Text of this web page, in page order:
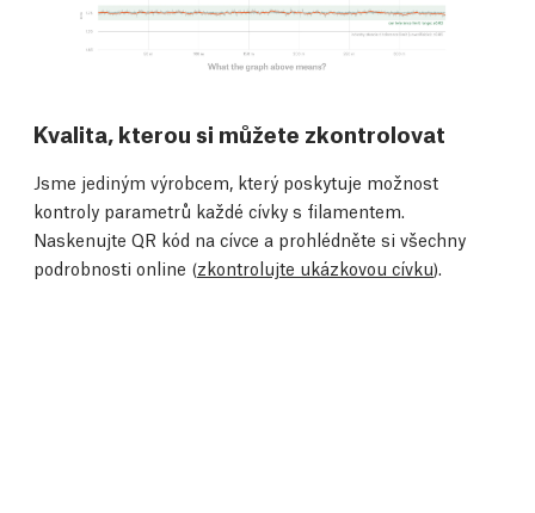
Kvalita, kterou si můžete zkontrolovat
Jsme jediným výrobcem, který poskytuje možnost
kontroly parametrů každé cívky s filamentem.
Naskenujte QR kód na cívce a prohlédněte si všechny
podrobnosti online (zkontrolujte ukázkovou cívku).